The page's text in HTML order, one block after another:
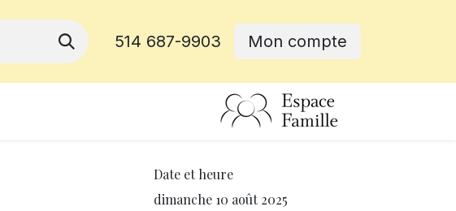
514 687-9903 Mon compte
Date et heure
dimanche 10 août 2025